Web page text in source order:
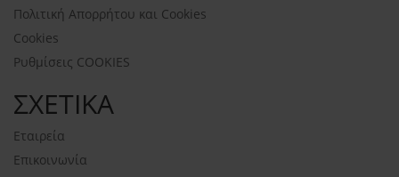
Πολιτική Απορρήτου και Cookies
Cookies
Ρυθμίσεις COOKIES
ΣΧΕΤΙΚΑ
Εταιρεία
Επικοινωνία